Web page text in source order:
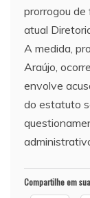
prorrogou
atual
A medida,
Araújo,
envolve
do estatuto
Compartilhe em